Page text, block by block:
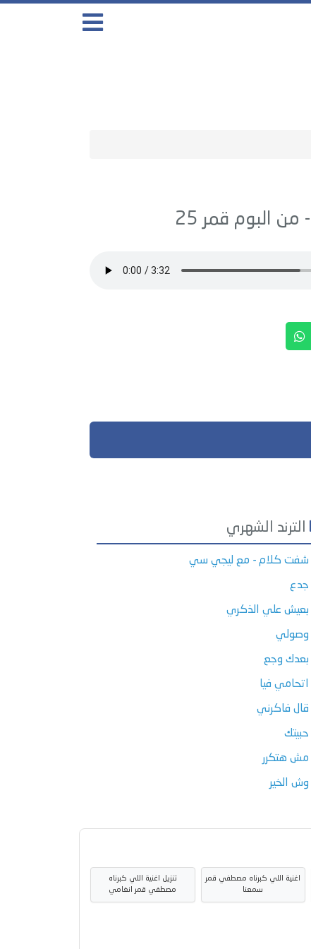
قمر 25
الترند الشهري
شفت كلام - مع ليجي سي
جدع
بعيش علي الذكري
وصولي
بعدك وجع
اتحامي فيا
قال فاكرني
حبيتك
مش هتكرر
وش الخير
اغنية اللي كبرناه مصطفي قمر
سمعنا
تنزيل اغنية اللي كبرناه
مصطفي قمر انغامي